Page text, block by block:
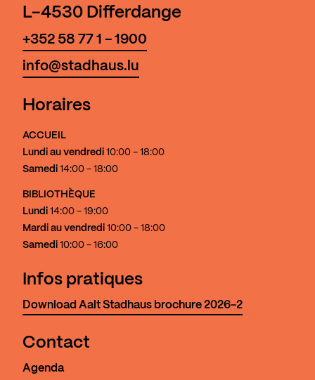
L-4530 Differdange
+352 58 77 1 - 1900
info@stadhaus.lu
Horaires
ACCUEIL
Lundi au vendredi 10:00 - 18:00
Samedi 14:00 - 18:00
BIBLIOTHÈQUE
Lundi 14:00 - 19:00
Mardi au vendredi 10:00 - 18:00
Samedi 10:00 - 16:00
Infos pratiques
Download Aalt Stadhaus brochure 2026-2
Contact
Agenda